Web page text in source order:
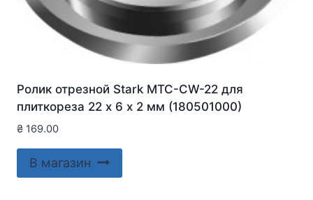
Ролик отрезной Stark MTC-CW-22 для
плиткореза 22 х 6 х 2 мм (180501000)
₴ 169.00
В магазин